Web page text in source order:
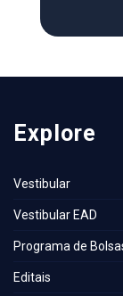
Explore
Vestibular
Vestibular EAD
Programa de
Editais